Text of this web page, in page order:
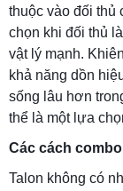
thuộc vào đối thủ
chọn khi đối thủ
vật lý mạnh.
khả năng dồn
sống lâu hơn
thể là một lựa
Các cách combo
Talon không có